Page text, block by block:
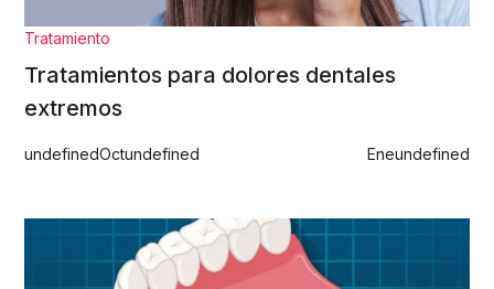
Tratamiento
Tratamientos para dolores dentales
extremos
undefinedOctundefined Eneundefined